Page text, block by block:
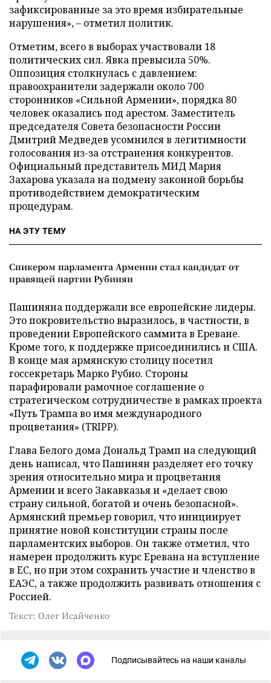
зафиксированные за это время избирательные
нарушения», – отметил политик.
Отметим, всего в выборах участвовали 18
политических сил. Явка превысила 50%.
Оппозиция столкнулась с давлением:
правоохранители задержали около 700
сторонников «Сильной Армении», порядка 80
человек оказались под арестом. Заместитель
председателя Совета безопасности России
Дмитрий Медведев усомнился в легитимности
голосования из-за отстранения конкурентов.
Официальный представитель МИД Мария
Захарова указала на подмену законной борьбы
противодействием демократическим
процедурам.
НА ЭТУ ТЕМУ
Спикером парламента Армении стал кандидат от
правящей партии Рубинян
Пашиняна поддержали все европейские лидеры.
Это покровительство выразилось, в частности, в
проведении Европейского саммита в Ереване.
Кроме того, к поддержке присоединились и США.
В конце мая армянскую столицу посетил
госсекретарь Марко Рубио. Стороны
парафировали рамочное соглашение о
стратегическом сотрудничестве в рамках проекта
«Путь Трампа во имя международного
процветания» (TRIPP).
Глава Белого дома Дональд Трамп на следующий
день написал, что Пашинян разделяет его точку
зрения относительно мира и процветания
Армении и всего Закавказья и «делает свою
страну сильной, богатой и очень безопасной».
Армянский премьер говорил, что инициирует
принятие новой конституции страны после
парламентских выборов. Он также отметил, что
намерен продолжить курс Еревана на вступление
в ЕС, но при этом сохранить участие и членство в
ЕАЭС, а также продолжить развивать отношения с
Россией.
Текст: Олег Исайченко
Подписывайтесь на наши каналы